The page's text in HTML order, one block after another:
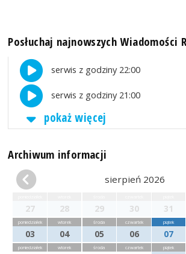
Posłuchaj najnowszych Wiadomości
serwis z godziny 22:00
serwis z godziny 21:00
pokaż więcej
Archiwum informacji
sierpień 2026
27 28 29 30 31
poniedziałek
03
wtorek
04
środa
05
czwartek
06
piątek
07
poniedziałek wtorek środa czwartek piątek